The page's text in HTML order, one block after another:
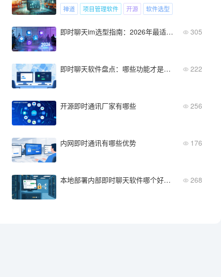
禅道 项目管理软件 开源 软件选型
即时聊天im选型指南：2026年最适配团队的5款工具 305
即时聊天软件盘点：哪些功能才是企业选型的关键？ 222
开源即时通讯厂家有哪些 256
内网即时通讯有哪些优势 176
本地部署内部即时聊天软件哪个好用？企业用户真实需求分析 268